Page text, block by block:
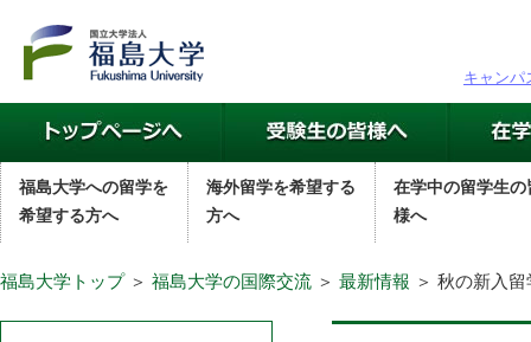
キャンパ
福島大学への留学を
希望する方へ
海外留学を希望する
方へ
在学中の留学生の
様へ
福島大学トップ＞ 福島大学の国際交流 ＞ 最新情報 ＞ 秋の新入